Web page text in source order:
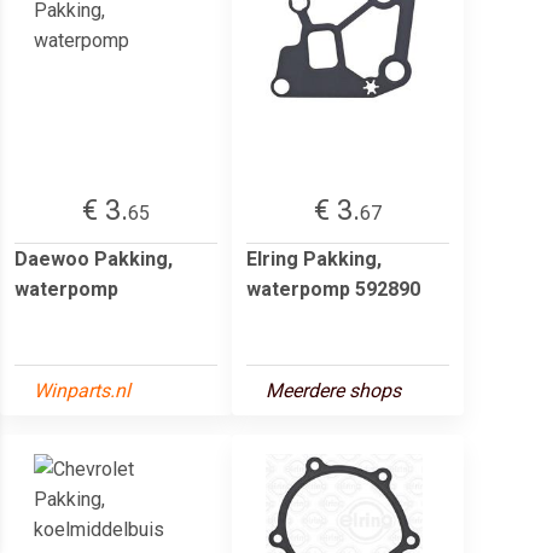
€ 3.65
Daewoo Pakking,
waterpomp
Winparts.nl
€ 3.67
Elring Pakking,
waterpomp 592890
Meerdere shops